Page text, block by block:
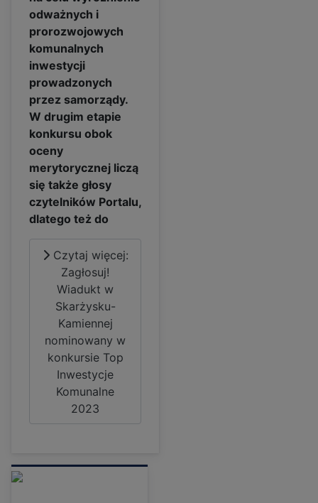
odważnych i
prorozwojowych
komunalnych
inwestycji
prowadzonych
przez samorządy.
W drugim etapie
konkursu obok
oceny
merytorycznej liczą
się także głosy
czytelników Portalu,
dlatego też do
Czytaj więcej:
Zagłosuj!
Wiadukt w
Skarżysku-
Kamiennej
nominowany w
konkursie Top
Inwestycje
Komunalne
2023